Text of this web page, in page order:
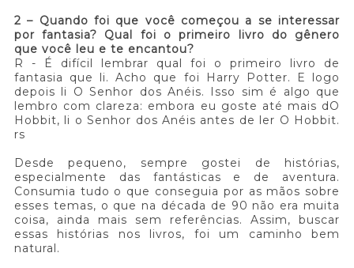
2 – Quando foi que você começou a se interessar
por fantasia? Qual foi o primeiro livro do gênero
que você leu e te encantou?
R - É difícil lembrar qual foi o primeiro livro de
fantasia que li. Acho que foi Harry Potter. E logo
depois li O Senhor dos Anéis. Isso sim é algo que
lembro com clareza: embora eu goste até mais dO
Hobbit, li o Senhor dos Anéis antes de ler O Hobbit.
rs
Desde pequeno, sempre gostei de histórias,
especialmente das fantásticas e de aventura.
Consumia tudo o que conseguia por as mãos sobre
esses temas, o que na década de 90 não era muita
coisa, ainda mais sem referências. Assim, buscar
essas histórias nos livros, foi um caminho bem
natural.